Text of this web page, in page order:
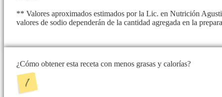
** Valores aproximados estimados por la Lic. en Nutrición
valores de sodio dependerán de la cantidad agregada en la
¿Cómo obtener esta receta con menos grasas y calorías?